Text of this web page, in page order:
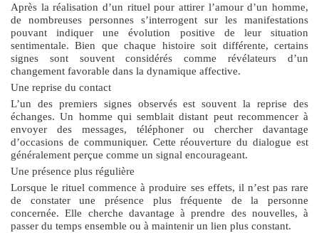
Après la réalisation d’un rituel pour attirer l’amour d’un homme,
de nombreuses personnes s’interrogent sur les manifestations
pouvant indiquer une évolution positive de leur situation
sentimentale. Bien que chaque histoire soit différente, certains
signes sont souvent considérés comme révélateurs d’un
changement favorable dans la dynamique affective.
Une reprise du contact
L’un des premiers signes observés est souvent la reprise des
échanges. Un homme qui semblait distant peut recommencer à
envoyer des messages, téléphoner ou chercher davantage
d’occasions de communiquer. Cette réouverture du dialogue est
généralement perçue comme un signal encourageant.
Une présence plus régulière
Lorsque le rituel commence à produire ses effets, il n’est pas rare
de constater une présence plus fréquente de la personne
concernée. Elle cherche davantage à prendre des nouvelles, à
passer du temps ensemble ou à maintenir un lien plus constant.